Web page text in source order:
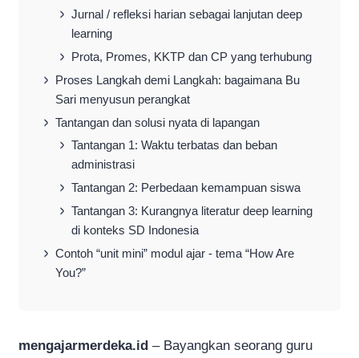
Jurnal / refleksi harian sebagai lanjutan deep
learning
Prota, Promes, KKTP dan CP yang terhubung
Proses Langkah demi Langkah: bagaimana Bu
Sari menyusun perangkat
Tantangan dan solusi nyata di lapangan
Tantangan 1: Waktu terbatas dan beban
administrasi
Tantangan 2: Perbedaan kemampuan siswa
Tantangan 3: Kurangnya literatur deep learning
di konteks SD Indonesia
Contoh “unit mini” modul ajar - tema “How Are
You?”
mengajarmerdeka.id – Bayangkan seorang guru